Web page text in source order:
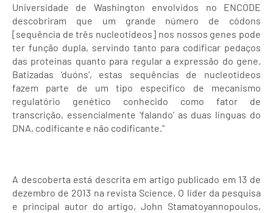
Universidade de Washington envolvidos no ENCODE
descobriram que um grande número de códons
[sequência de três nucleotídeos] nos nossos genes pode
ter função dupla, servindo tanto para codificar pedaços
das proteínas quanto para regular a expressão do gene.
Batizadas ‘duóns’, estas sequências de nucleotídeos
fazem parte de um tipo específico de mecanismo
regulatório genético conhecido como fator de
transcrição, essencialmente ‘falando’ as duas línguas do
DNA, codificante e não codificante.”
A descoberta está descrita em artigo publicado em 13 de
dezembro de 2013 na revista Science. O líder da pesquisa
e principal autor do artigo, John Stamatoyannopoulos,